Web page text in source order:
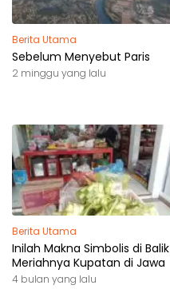
Berita Utama
Sebelum Menyebut Paris
2 minggu yang lalu
Berita Utama
Inilah Makna Simbolis di Balik
Meriahnya Kupatan di Jawa
4 bulan yang lalu